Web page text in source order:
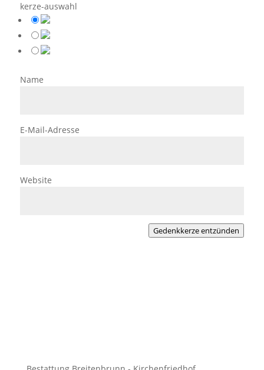
kerze-auswahl
Name
E-Mail-Adresse
Website
Gedenkkerze entzünden